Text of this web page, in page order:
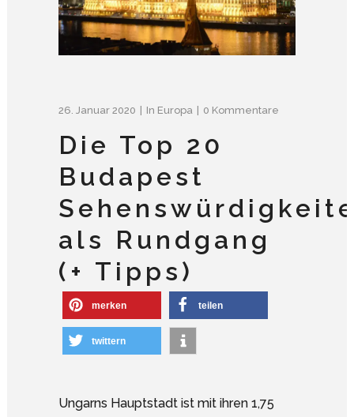
26. Januar 2020 In Europa 0 Kommentare
Die Top 20
Budapest
als Rundgang
(+ Tipps)
merken teilen
twittern
Ungarns Hauptstadt ist mit ihren 1,75